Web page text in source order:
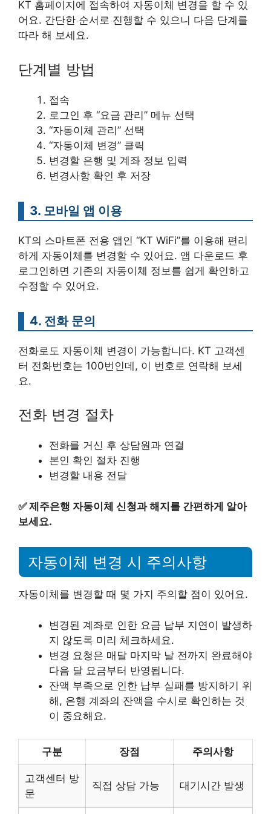
KT 홈페이지에 접속하여 자동이체 변경을 할 수 있
어요. 간단한 순서로 진행할 수 있으니 다음 단계를
따라 해 보세요.
단계별 방법
접속
로그인 후 “요금 관리” 메뉴 선택
“자동이체 관리” 선택
“자동이체 변경” 클릭
변경할 은행 및 계좌 정보 입력
변경사항 확인 후 저장
3. 모바일 앱 이용
KT의 스마트폰 전용 앱인 “KT WiFi”를 이용해 편리
하게 자동이체를 변경할 수 있어요. 앱 다운로드 후
로그인하면 기존의 자동이체 정보를 쉽게 확인하고
수정할 수 있어요.
4. 전화 문의
전화로도 자동이체 변경이 가능합니다. KT 고객센
터 전화번호는 100번인데, 이 번호로 연락해 보세
요.
전화 변경 절차
전화를 거신 후 상담원과 연결
본인 확인 절차 진행
변경할 내용 전달
✅제주은행 자동이체 신청과 해지를 간편하게 알아
보세요.
자동이체 변경 시 주의사항
자동이체를 변경할 때 몇 가지 주의할 점이 있어요.
변경된 계좌로 인한 요금 납부 지연이 발생하
지 않도록 미리 체크하세요.
변경 요청은 매달 마지막 날 전까지 완료해야
다음 달 요금부터 반영됩니다.
잔액 부족으로 인한 납부 실패를 방지하기 위
해, 은행 계좌의 잔액을 수시로 확인하는 것
이 중요해요.
구분 장점 주의사항
고객센터 방
문
직접 상담 가능 대기시간 발생